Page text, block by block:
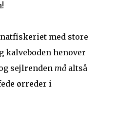
med store
kalveboden henover
sejlrenden må altså
ørreder i